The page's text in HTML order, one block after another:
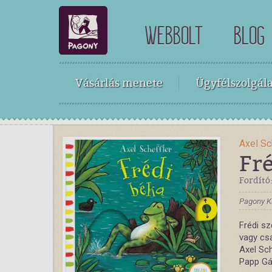
WEBBOLT BLOG
Vásárlás menete
Axel
Pagony
Frédi
vagy
Axel
Papp